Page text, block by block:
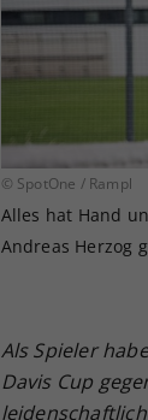
© SpotOne / Rampl
Alles hat Hand
Andreas Herzog
Als Spieler
Davis Cup